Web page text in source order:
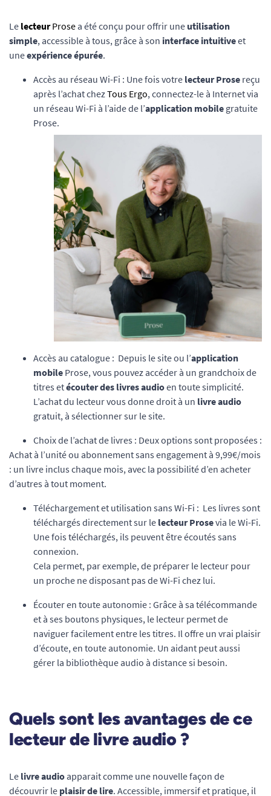
Le lecteur Prose a été conçu pour offrir une utilisation
simple, accessible à tous, grâce à son interface intuitiveet
uneexpérience épurée.
Accès au réseau Wi-Fi : Une fois votre lecteur Prose reçu
après l’achat chezTous Ergo, connectez-le à Internet via
un réseau Wi-Fi à l’aide de l’application mobile gratuite
Prose.
Accès au catalogue : Depuis le site ou l’application
mobile Prose, vous pouvez accéder à un grandchoix de
titres etécouter des livres audioen toute simplicité.
L’achat du lecteur vous donne droit à un livre audio
gratuit, à sélectionner sur le site.
Choix de l’achat de livres : Deux options sont proposées :
Achat à l’unité ou abonnement sans engagement à 9,99€/mois
: un livre inclus chaque mois, avec la possibilité d’en acheter
d’autres à tout moment.
Téléchargement et utilisation sans Wi-Fi : Les livres sont
téléchargés directement sur le lecteur Prosevia le Wi-Fi.
Une fois téléchargés, ils peuvent être écoutés sans
connexion.
Cela permet, par exemple, de préparer le lecteur pour
un proche ne disposant pas de Wi-Fi chez lui.
Écouter en toute autonomie : Grâce à sa télécommande
et à ses boutons physiques, le lecteur permet de
naviguer facilement entre les titres. Il offre un vrai plaisir
d’écoute, en toute autonomie. Un aidant peut aussi
gérer la bibliothèque audio à distance si besoin.
Quels sont les avantages de ce
lecteur de livre audio ?
Le livre audio apparait comme une nouvelle façon de
découvrir le plaisir de lire. Accessible, immersif et pratique, il